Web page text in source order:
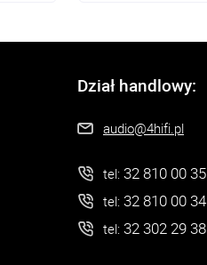
Dział handlowy:
audio@4hifi.pl
tel: 32 810 00 35
tel: 32 810 00 34
tel: 32 302 29 38